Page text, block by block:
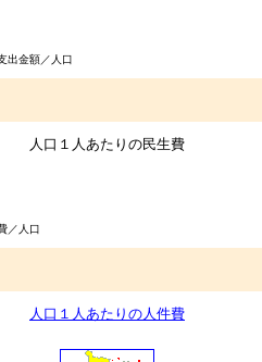
出金額／人口
人口１人あたりの民生費
／人口
人口１人あたりの人件費